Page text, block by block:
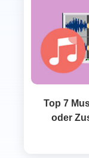
Top 7
oder